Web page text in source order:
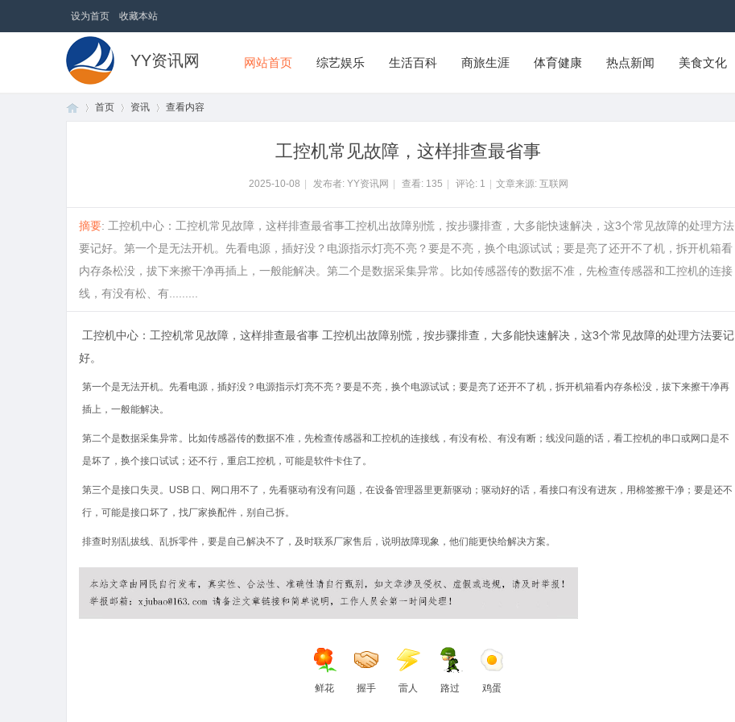
设为首页 收藏本站
YY资讯网 网站首页 综艺娱乐 生活百科 商旅生涯 体育健康 热点新闻 美食文化
首页 资讯 查看内容
工控机常见故障，这样排查最省事
2025-10-08 发布者: YY资讯网 查看: 135 评论: 1 文章来源: 互联网
摘要: 工控机中心：工控机常见故障，这样排查最省事工控机出故障别慌，按步骤排查，大多能快速解决，这3个常见故障的处理方法
要记好。第一个是无法开机。先看电源，插好没？电源指示灯亮不亮？要是不亮，换个电源试试；要是亮了还开不了机，拆开机箱看
内存条松没，拔下来擦干净再插上，一般能解决。第二个是数据采集异常。比如传感器传的数据不准，先检查传感器和工控机的连接
线，有没有松、有.........
工控机中心 ：工控机常见故障，这样排查最省事 工控机出故障别慌，按步骤排查，大多能快速解决，这3个常见故障的处理方法要记
好。
第一个是无法开机。先看电源，插好没？电源指示灯亮不亮？要是不亮，换个电源试试；要是亮了还开不了机，拆开机箱看内存条松没，拔下来擦干净再
插上，一般能解决。
第二个是数据采集异常。比如传感器传的数据不准，先检查传感器和工控机的连接线，有没有松、有没有断；线没问题的话，看工控机的串口或网口是不
是坏了，换个接口试试；还不行，重启工控机，可能是软件卡住了。
第三个是接口失灵。USB 口、网口用不了，先看驱动有没有问题，在设备管理器里更新驱动；驱动好的话，看接口有没有进灰，用棉签擦干净；要是还不
行，可能是接口坏了，找厂家换配件，别自己拆。
排查时别乱拔线、乱拆零件，要是自己解决不了，及时联系厂家售后，说明故障现象，他们能更快给解决方案。
鲜花 握手 雷人 路过 鸡蛋